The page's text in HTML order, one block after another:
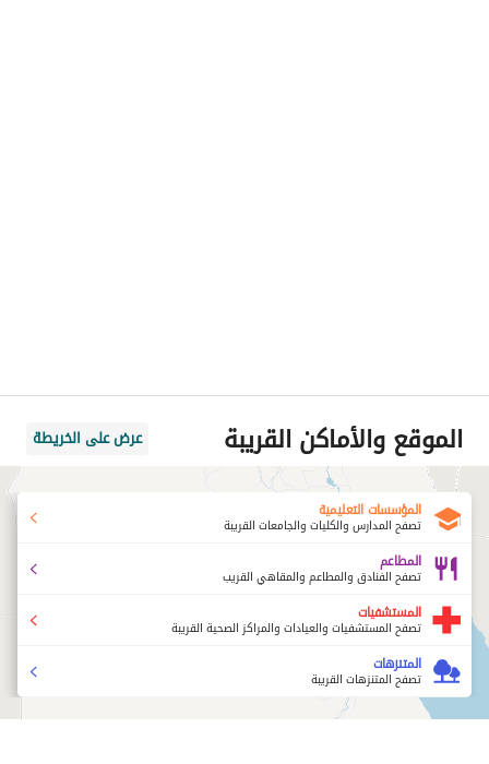
الموقع والأماكن القريبة عرض على الخريطة
المؤسسات التعليمية
تصفح المدارس والكليات والجامعات القريبة
المطاعم
تصفح الفنادق والمطاعم والمقاهي القريب
المستشفيات
تصفح المستشفيات والعيادات والمراكز الصحية القريبة
المتنزهات
تصفح المتنزهات القريبة